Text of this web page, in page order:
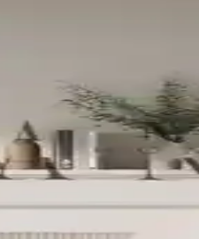
Kokusu Ürünü Özellikleri
ve ferahlık katarken, yüksek
çeşitli alanlara şıklık
Seçenekler